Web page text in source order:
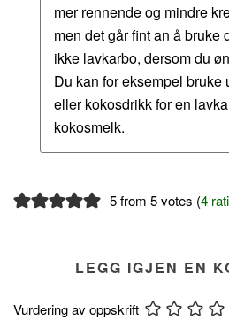
mer rennende og mindre
men det går fint an å bruke
ikke lavkarbo, dersom du
Du kan for eksempel bruke
eller kokosdrikk for en
kokosmelk.
5 from 5 votes (4
LEGG IGJEN EN
Vurdering av oppskrift